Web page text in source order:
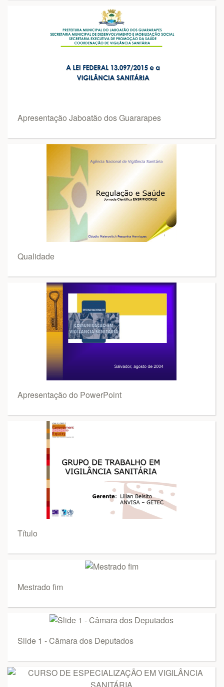
Apresentação Jaboatão dos Guararapes
Qualidade
Apresentação do PowerPoint
Título
Mestrado fim
Slide 1 - Câmara dos Deputados